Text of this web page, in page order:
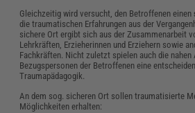
Gleichzeitig wird versucht, den Betroffenen einen
die traumatischen Erfahrungen aus der
sichere Ort ergibt sich aus der Zusammenarbeit
Lehrkräften, Erzieherinnen und Erziehern sowie
Fachkräften. Nicht zuletzt spielen auch die nahen
Bezugspersonen der Betroffenen eine
Traumapädagogik.
An dem sog. sicheren Ort sollen traumatisierte
Möglichkeiten erhalten: